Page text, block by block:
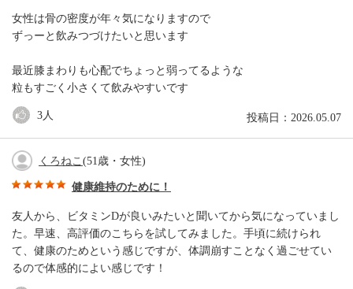
女性は骨の密度が年々気になりますので
ずっーと飲みつづけたいと思います
最近膝まわりも心配でちょっと弱ってるような
粒もすごく小さくて飲みやすいです
投稿日：2026.05.07
3人
くろねこ (51歳・女性)
健康維持のために！
友人から、ビタミンDが良いみたいと聞いてから気になっていまし
た。早速、高評価のこちらを試してみました。手頃に続けられ
て、健康のためという感じですが、体調崩すことなく過ごせてい
るので体感的によい感じです！